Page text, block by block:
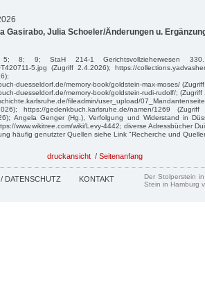
Gasirabo, Julia Schoeler/Änderungen u.
8; 9; StaH 214-1 Gerichtsvollzieherwesen 330.
5.jpg (Zugriff 2.4.2026); https://
duesseldorf.de/memory-book/goldstein-max-moses/
duesseldorf.de/memory-book/goldstein-rudi-rudolf/; (Zugriff
fileadmin/user_upload/
https://gedenkbuch.karlsruhe.de/namen/1269 (Zugriff
Angela Genger (Hg.), Verfolgung und Widerstand in
www.wikitree.com/wiki/Levy-4442; diverse Adressbücher
häufig genutzter Quellen siehe Link "Recherche und
druckansicht / Seitenanfang
/ DATENSCHUTZ KONTAKT
Der Stolperstein
Stein in Hamburg